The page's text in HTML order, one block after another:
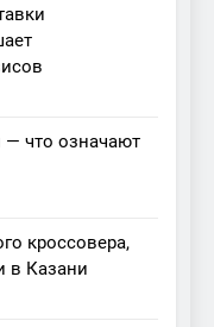
— что означают
кроссовера,
в Казани